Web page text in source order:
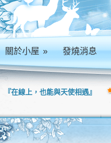
關於小屋» 發燒消息
『在線上，也能與天使相遇』